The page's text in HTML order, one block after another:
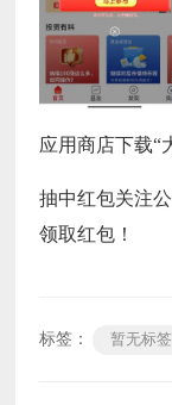
应用商店下载“
抽中红包关注
领取红包！
标签： 暂无标签